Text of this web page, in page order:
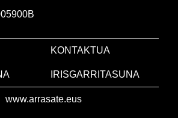
KONTAKTUA
IRISGARRITASUNA
www.arrasate.eus